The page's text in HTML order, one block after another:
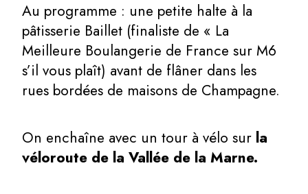
Au programme : une petite halte à la
pâtisserie Baillet (finaliste de « La
Meilleure Boulangerie de France sur M6
s’il vous plaît) avant de flâner dans les
rues bordées de maisons de Champagne.
On enchaîne avec un tour à vélo sur la
véloroute de la Vallée de la Marne.